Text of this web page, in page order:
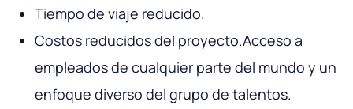
Tiempo de viaje reducido.
Costos reducidos del proyecto.Acceso a
empleados de cualquier parte del mundo y un
enfoque diverso del grupo de talentos.